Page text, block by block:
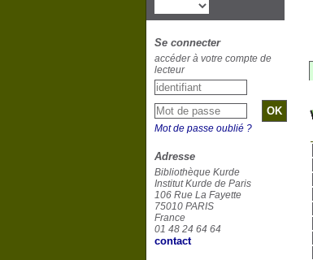
Se connecter
accéder à votre compte de
lecteur
Mot de passe oublié ?
Adresse
Bibliothèque Kurde
Institut Kurde de Paris
106 Rue La Fayette
75010 PARIS
France
01 48 24 64 64
contact